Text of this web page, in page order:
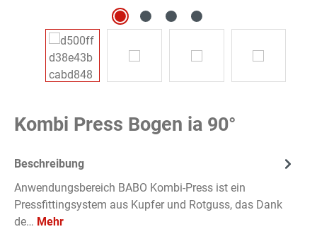
Kombi Press Bogen ia 90°
Beschreibung
Anwendungsbereich BABO Kombi-Press ist ein
Pressfittingsystem aus Kupfer und Rotguss, das Dank
de… Mehr